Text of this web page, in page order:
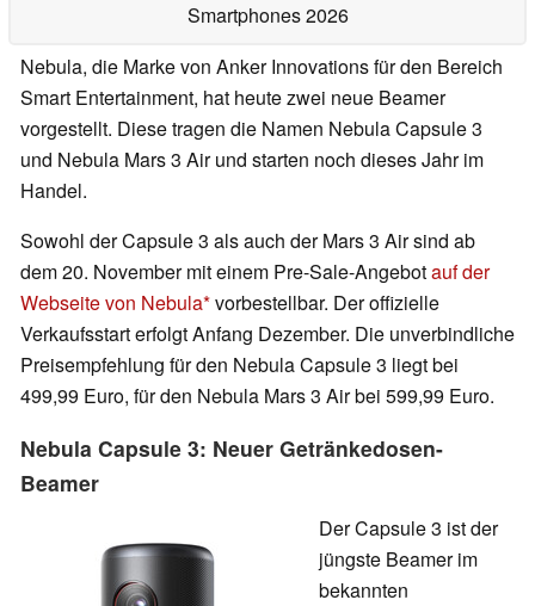
Smartphones 2026
Nebula, die Marke von Anker Innovations für den Bereich
Smart Entertainment, hat heute zwei neue Beamer
vorgestellt. Diese tragen die Namen Nebula Capsule 3
und Nebula Mars 3 Air und starten noch dieses Jahr im
Handel.
Sowohl der Capsule 3 als auch der Mars 3 Air sind ab
dem 20. November mit einem Pre-Sale-Angebotauf der
Webseite von Nebula vorbestellbar. Der offizielle
Verkaufsstart erfolgt Anfang Dezember. Die unverbindliche
Preisempfehlung für den Nebula Capsule 3 liegt bei
499,99 Euro, für den Nebula Mars 3 Air bei 599,99 Euro.
Nebula Capsule 3: Neuer Getränkedosen-
Beamer
Der Capsule 3 ist der
jüngste Beamer im
bekannten